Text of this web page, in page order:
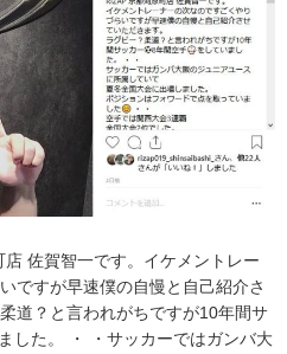
店 佐賀智一です。イケメントレー
ですが早速僕の自慢と自己紹介さ
道？と言われがちですが10年間サ
した。 ・ ・サッカーではガンバ大